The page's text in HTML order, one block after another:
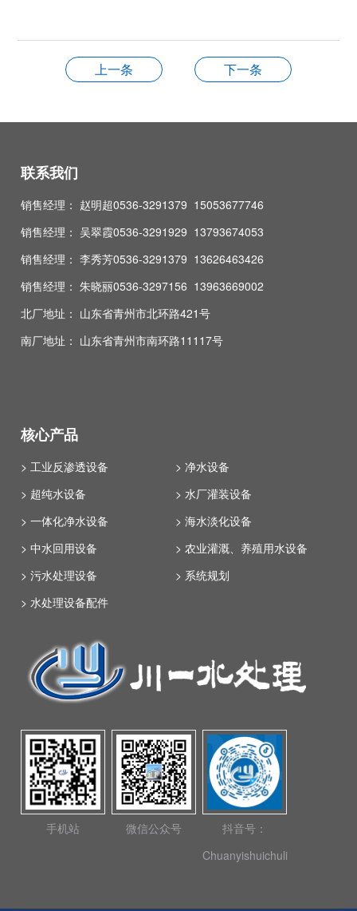
上一条 下一条
联系我们
销售经理： 赵明超0536-3291379 15053677746
销售经理： 吴翠霞0536-3291929 13793674053
销售经理： 李秀芳0536-3291379 13626463426
销售经理： 朱晓丽0536-3297156 13963669002
北厂地址： 山东省青州市北环路421号
南厂地址： 山东省青州市南环路11117号
核心产品
> 工业反渗透设备
> 净水设备
> 超纯水设备
> 水厂灌装设备
> 一体化净水设备
> 海水淡化设备
> 中水回用设备
> 农业灌溉、养殖用水设备
> 污水处理设备
> 系统规划
> 水处理设备配件
手机站 微信公众号
抖音号：
Chuanyishuichuli